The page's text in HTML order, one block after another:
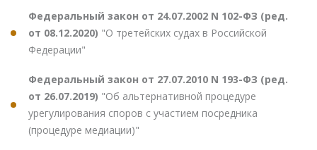
Федеральный закон от 24.07.2002 N 102-ФЗ (ред.
от 08.12.2020) "О третейских судах в Российской
Федерации"
Федеральный закон от 27.07.2010 N 193-ФЗ (ред.
от 26.07.2019) "Об альтернативной процедуре
урегулирования споров с участием посредника
(процедуре медиации)"